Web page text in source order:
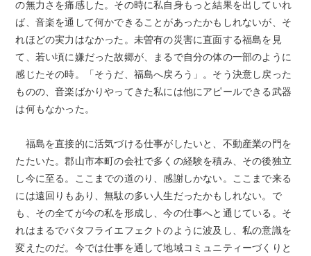
の無力さを痛感した。その時に私自身もっと結果を出していれ
ば、音楽を通して何かできることがあったかもしれないが、そ
れほどの実力はなかった。未曽有の災害に直面する福島を見
て、若い頃に嫌だった故郷が、まるで自分の体の一部のように
感じたその時。「そうだ、福島へ戻ろう」。そう決意し戻った
ものの、音楽ばかりやってきた私には他にアピールできる武器
は何もなかった。
福島を直接的に活気づける仕事がしたいと、不動産業の門を
たたいた。郡山市本町の会社で多くの経験を積み、その後独立
し今に至る。ここまでの道のり、感謝しかない。ここまで来る
には遠回りもあり、無駄の多い人生だったかもしれない。で
も、その全てが今の私を形成し、今の仕事へと通じている。そ
れはまるでバタフライエフェクトのように波及し、私の意識を
変えたのだ。今では仕事を通して地域コミュニティーづくりと